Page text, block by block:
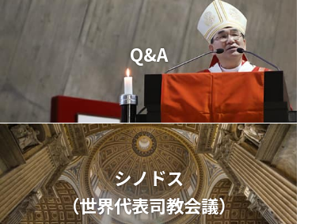
Q&A
シノドス
（世界代表司教会議）